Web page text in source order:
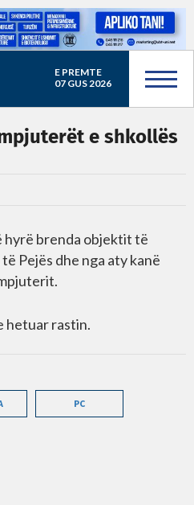
E PREMTE
07 GUS 2026
e shkollës
hyrë brenda objektit të
Pejës dhe nga aty kanë
hetuar rastin.
PC